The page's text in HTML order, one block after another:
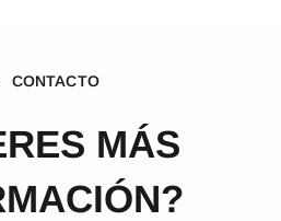
CONTACTO
MÁS